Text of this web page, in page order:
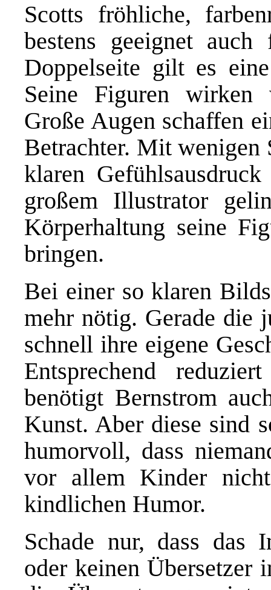
Scotts fröhliche,
bestens geeignet
Doppelseite gilt es
Seine Figuren
Große Augen schaffen
Betrachter. Mit wenigen
klaren
großem Illustrator
Körperhaltung seine
bringen.
Bei einer so klaren
mehr nötig. Gerade die
schnell ihre eigene
Entsprechend
benötigt Bernstrom
Kunst. Aber diese sind
humorvoll, dass
vor allem Kinder
kindlichen Humor.
Schade nur, dass das
oder keinen Übersetzer